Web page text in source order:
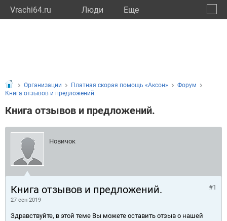
Vrachi64.ru Люди Eще
Организации Платная скорая помощь «Аксон»
Форум
Книга отзывов и предложений.
Книга отзывов и предложений.
Новичок
Книга отзывов и предложений.
27 сен 2019
#1
Здравствуйте, в этой теме Вы можете оставить отзыв о нашей